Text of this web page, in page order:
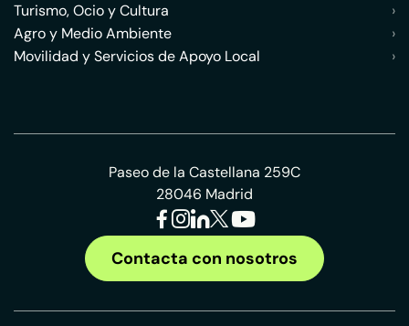
Turismo, Ocio y Cultura
›
Agro y Medio Ambiente
›
Movilidad y Servicios de Apoyo Local
›
Paseo de la Castellana 259C
28046 Madrid
Contacta con nosotros